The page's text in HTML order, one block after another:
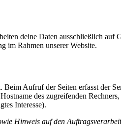
deine Daten ausschließlich
im Rahmen unserer Website.
Aufruf der Seiten erfasst der
des zugreifenden
Interesse).
Hinweis auf den